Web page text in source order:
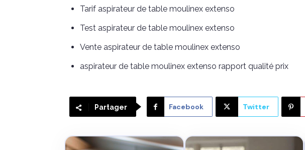
Tarif aspirateur de table moulinex extenso
Test aspirateur de table moulinex extenso
Vente aspirateur de table moulinex extenso
aspirateur de table moulinex extenso rapport qualité prix
Partager Facebook Twitter